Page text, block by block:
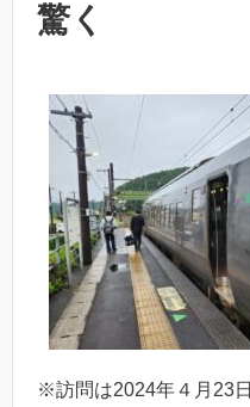
驚く
※訪問は2024年４月23日